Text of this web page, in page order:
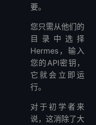
要。
您只需从他们的
目录中选择
Hermes，输入
您的API密钥，
它就会立即运
行。
对于初学者来
说，这消除了大